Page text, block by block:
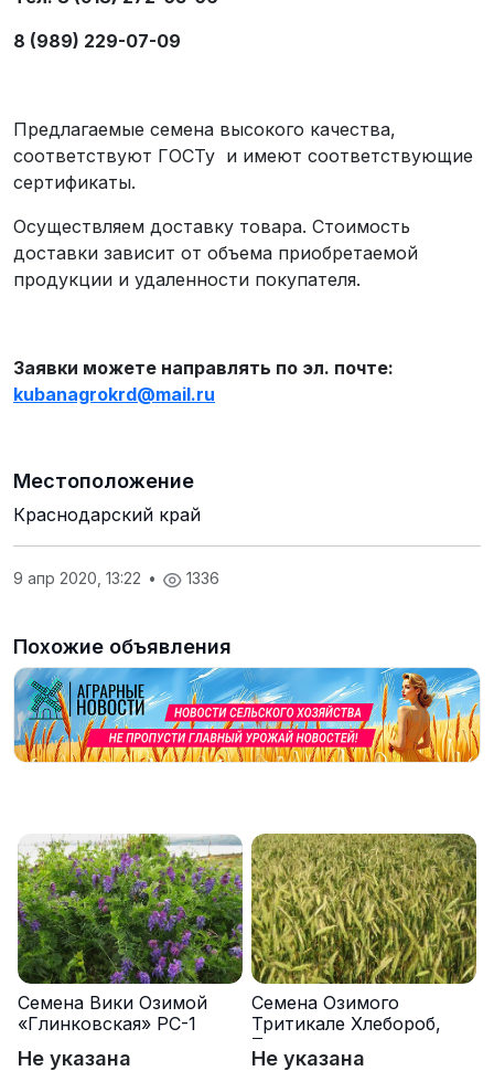
8 (989) 229-07-09
Предлагаемые семена высокого качества,
соответствуют ГОСТу и имеют соответствующие
сертификаты.
Осуществляем доставку товара. Стоимость
доставки зависит от объема приобретаемой
продукции и удаленности покупателя.
Заявки можете направлять по эл. почте:
kubanagrokrd@mail.ru
Местоположение
Краснодарский край
9 апр 2020, 13:22 • 1336
Похожие объявления
Семена Вики Озимой
«Глинковская» РС-1
Не указана
Семена Озимого
Тритикале Хлебороб,
Тихон
Не указана